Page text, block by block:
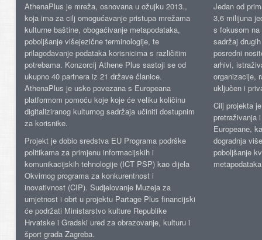
AthenaPlus je mreža, osnovana u ožujku 2013.,
koja ima za cilj omogućavanje pristupa mrežama
kulturne baštine, obogaćivanje metapodataka,
poboljšanje višejezične terminologije, te
prilagođavanje podataka korisnicima s različitim
potrebama. Konzorcij Athene Plus sastoji se od
ukupno 40 partnera iz 21 države članice.
AthenaPlus je usko povezana s Europeana
platformom pomoću koje koje će veliku količinu
digitaliziranog kulturnog sadržaja učiniti dostupnim
za korisnike.
Projekt je dobio sredstva EU Programa podrške
politikama za primjenu informacijskih i
komunikacijskih tehnologije (ICT PSP) kao dijela
Okvirnog programa za konkurentnost i
inovativnost (CIP). Sudjelovanje Muzeja za
umjetnost i obrt u projektu Partage Plus financijski
će podržati Ministarstvo kulture Republike
Hrvatske i Gradski ured za obrazovanje, kulturu i
šport grada Zagreba.
Jedan od
3,6 milijuna
s fokusom
sadržaj
posredni
arhivi,
organizacije,
uključen i
Cilj projekta
pretraživanja
Europeane,
dogradnja
poboljšanje